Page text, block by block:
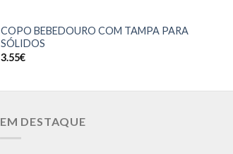
COPO BEBEDOURO COM TAMPA PARA
SÓLIDOS
3.55€
EM DESTAQUE